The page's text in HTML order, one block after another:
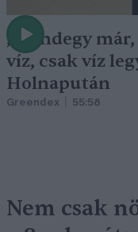
„Mindegy
víz, csak víz
Holnapután
Greendex 55:58
Nem csak